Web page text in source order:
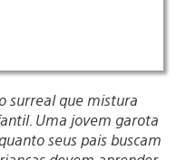
surreal que mistura
Uma jovem garota
seus pais buscam